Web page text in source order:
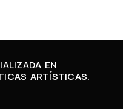
EN
ARTÍSTICAS.